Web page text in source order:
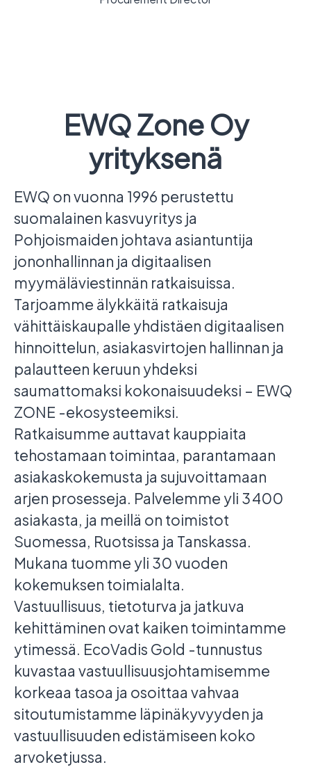
EWQ Zone Oy
yrityksenä
EWQ on vuonna 1996 perustettu
suomalainen kasvuyritys ja
Pohjoismaiden johtava asiantuntija
jononhallinnan ja digitaalisen
myymäläviestinnän ratkaisuissa.
Tarjoamme älykkäitä ratkaisuja
vähittäiskaupalle yhdistäen digitaalisen
hinnoittelun, asiakasvirtojen hallinnan ja
palautteen keruun yhdeksi
saumattomaksi kokonaisuudeksi – EWQ
ZONE -ekosysteemiksi.
Ratkaisumme auttavat kauppiaita
tehostamaan toimintaa, parantamaan
asiakaskokemusta ja sujuvoittamaan
arjen prosesseja. Palvelemme yli 3 400
asiakasta, ja meillä on toimistot
Suomessa, Ruotsissa ja Tanskassa.
Mukana tuomme yli 30 vuoden
kokemuksen toimialalta.
Vastuullisuus, tietoturva ja jatkuva
kehittäminen ovat kaiken toimintamme
ytimessä. EcoVadis Gold -tunnustus
kuvastaa vastuullisuusjohtamisemme
korkeaa tasoa ja osoittaa vahvaa
sitoutumistamme läpinäkyvyyden ja
vastuullisuuden edistämiseen koko
arvoketjussa.